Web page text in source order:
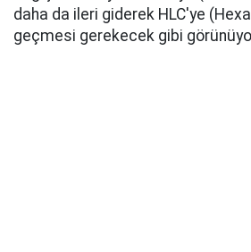
daha da ileri giderek HLC'ye
geçmesi gerekecek gibi